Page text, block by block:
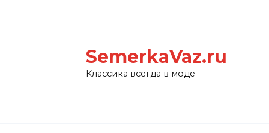
SemerkaVaz.ru
Классика всегда в моде